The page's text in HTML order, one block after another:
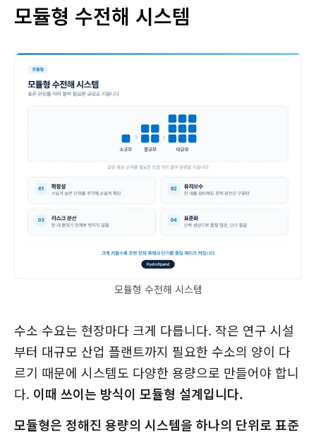
모듈형 수전해 시스템
모듈형 수전해 시스템
수소 수요는 현장마다 크게 다릅니다. 작은 연구 시설
부터 대규모 산업 플랜트까지 필요한 수소의 양이 다
르기 때문에 시스템도 다양한 용량으로 만들어야 합니
다. 이때 쓰이는 방식이 모듈형 설계입니다.
모듈형은 정해진 용량의 시스템을 하나의 단위로 표준